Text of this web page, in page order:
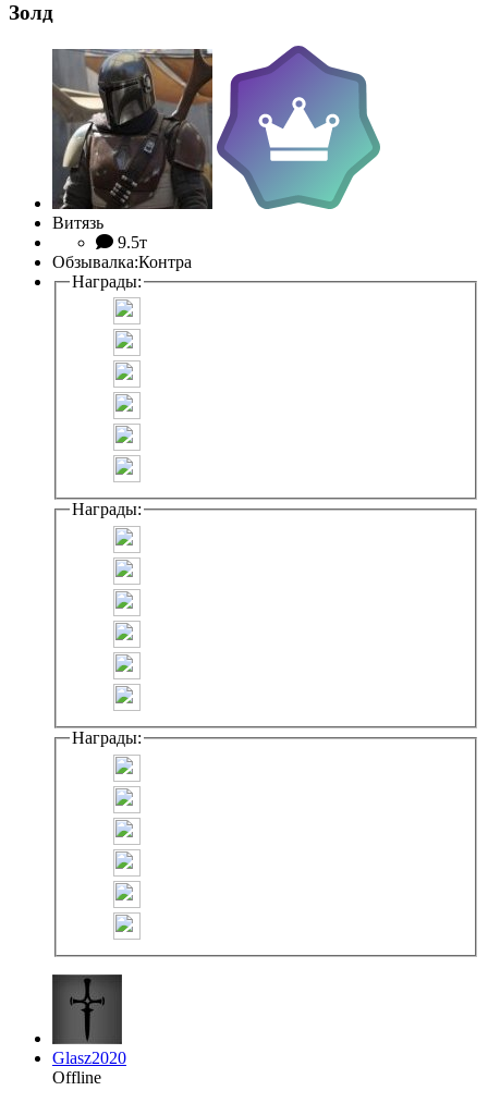
Золд
Витязь
9.5т
Обзывалка:Контра
Награды:
Награды:
Награды:
Glasz2020
Offline